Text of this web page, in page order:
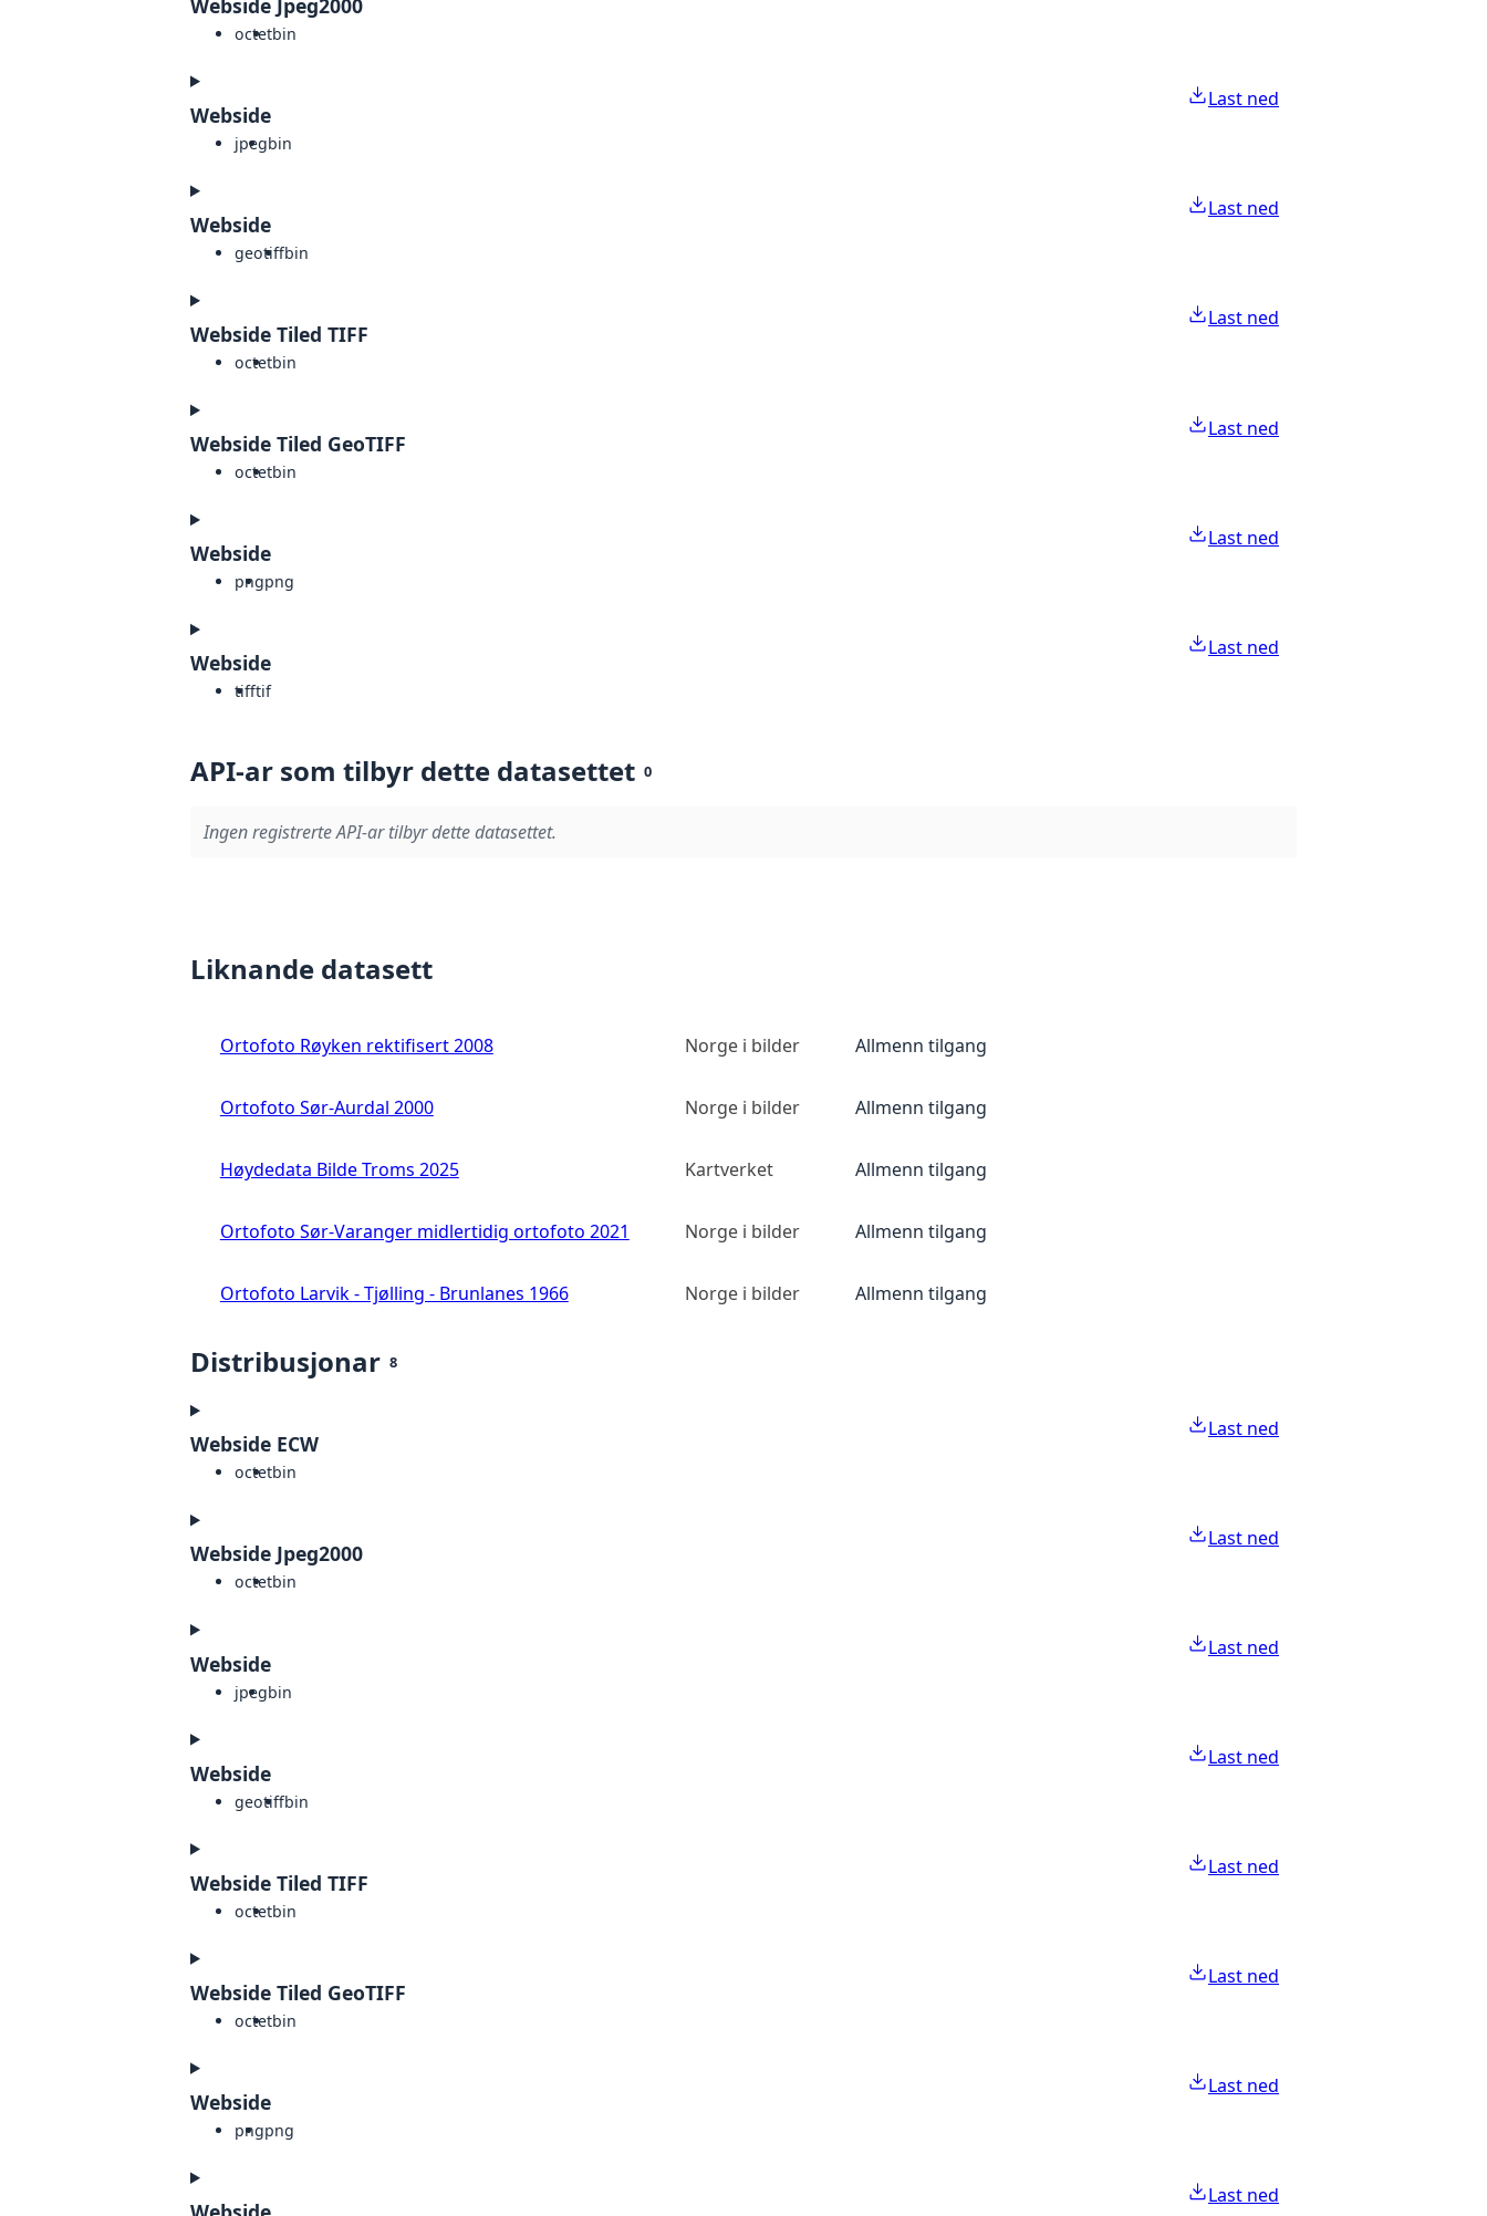
Webside Jpeg2000
octetbin
Webside
jpegbin
Last ned
Webside
geotiffbin
Last ned
Webside Tiled TIFF
octetbin
Last ned
Webside Tiled GeoTIFF
octetbin
Last ned
Webside
pngpng
Last ned
Webside
tifftif
Last ned
API-ar som tilbyr dette datasettet 0
Ingen registrerte API-ar tilbyr dette datasettet.
Liknande datasett
Ortofoto Røyken rektifisert 2008 Norge i bilder Allmenn tilgang
Ortofoto Sør-Aurdal 2000 Norge i bilder Allmenn tilgang
Høydedata Bilde Troms 2025 Kartverket Allmenn tilgang
Ortofoto Sør-Varanger midlertidig ortofoto 2021 Norge i bilder Allmenn tilgang
Ortofoto Larvik - Tjølling - Brunlanes 1966 Norge i bilder Allmenn tilgang
Distribusjonar 8
Webside ECW
octetbin
Last ned
Webside Jpeg2000
octetbin
Last ned
Webside
jpegbin
Last ned
Webside
geotiffbin
Last ned
Webside Tiled TIFF
octetbin
Last ned
Webside Tiled GeoTIFF
octetbin
Last ned
Webside
pngpng
Last ned
Last ned